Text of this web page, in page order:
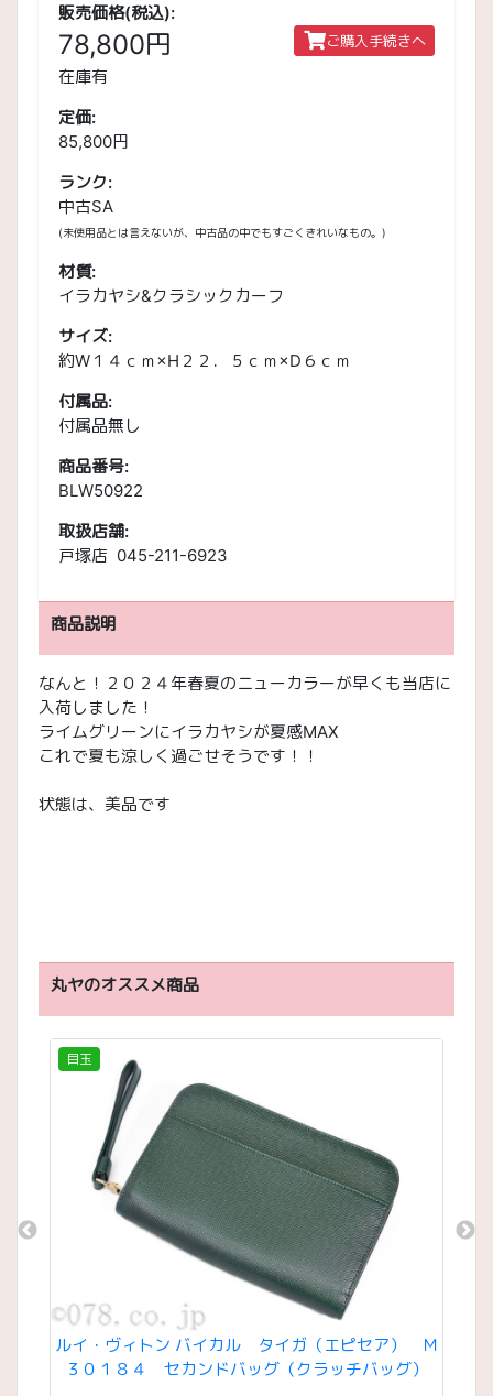
販売価格(税込):
78,800円 ご購入手続きへ
在庫有
定価:
85,800円
ランク:
中古SA
(未使用品とは言えないが、中古品の中でもすごくきれいなもの。)
材質:
イラカヤシ&クラシックカーフ
サイズ:
約W１４ｃｍ×H２２．５ｃｍ×D６ｃｍ
付属品:
付属品無し
商品番号:
BLW50922
取扱店舗:
戸塚店 045-211-6923
商品説明
なんと！２０２４年春夏のニューカラーが早くも当店に
入荷しました！
ライムグリーンにイラカヤシが夏感MAX
これで夏も涼しく過ごせそうです！！
状態は、美品です
丸ヤのオススメ商品
目玉
ルイ・ヴィトン バイカル タイガ（エピセア） Ｍ
３０１８４ セカンドバッグ（クラッチバッグ）